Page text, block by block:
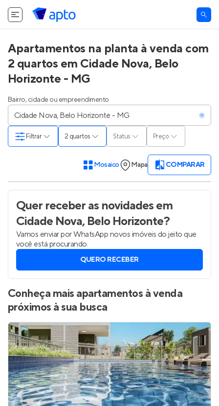
Apartamentos na planta à venda com
2 quartos em Cidade Nova, Belo
Horizonte - MG
Bairro, cidade ou empreendimento
2 quartos Status Preço
Filtrar
Mosaico Mapa COMPARAR
Quer receber as novidadesem
Cidade Nova, Belo Horizonte?
Vamos enviar por WhatsApp novos imóveis do jeito que
você está procurando.
QUERO RECEBER
Conheça mais apartamentos à venda
próximos à sua busca